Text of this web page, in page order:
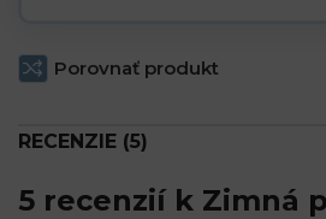
Porovnať produkt
RECENZIE (5)
5 recenzií k Zimná